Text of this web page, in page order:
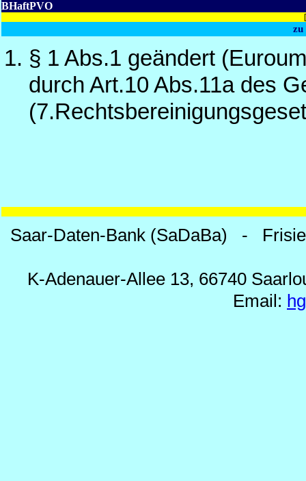
BHaftPVO
§ 1 Abs.1 geändert
durch Art.10 Abs.11a des
Saar-Daten-Bank (SaDaBa) -
K-Adenauer-Allee 13, 66740
Email: